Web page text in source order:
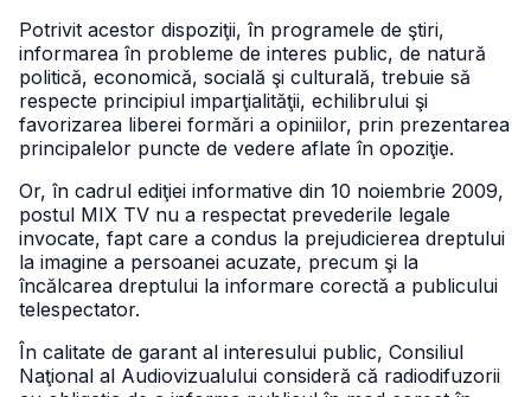
Potrivit acestor dispoziţii, în programele de ştiri,
informarea în probleme de interes public, de natură
politică, economică, socială şi culturală, trebuie să
respecte principiul imparţialităţii, echilibrului şi
favorizarea liberei formări a opiniilor, prin prezentarea
principalelor puncte de vedere aflate în opoziţie.
Or, în cadrul ediţiei informative din 10 noiembrie 2009,
postul MIX TV nu a respectat prevederile legale
invocate, fapt care a condus la prejudicierea dreptului
la imagine a persoanei acuzate, precum şi la
încălcarea dreptului la informare corectă a publicului
telespectator.
În calitate de garant al interesului public, Consiliul
Naţional al Audiovizualului consideră că radiodifuzorii